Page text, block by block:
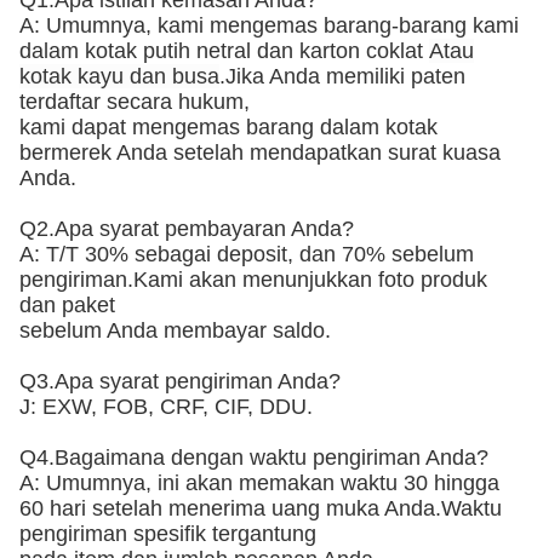
A: Umumnya, kami mengemas barang-barang kami
dalam kotak putih netral dan karton coklat Atau
kotak kayu dan busa.Jika Anda memiliki paten
terdaftar secara hukum,
kami dapat mengemas barang dalam kotak
bermerek Anda setelah mendapatkan surat kuasa
Anda.
Q2.Apa syarat pembayaran Anda?
A: T/T 30% sebagai deposit, dan 70% sebelum
pengiriman.Kami akan menunjukkan foto produk
dan paket
sebelum Anda membayar saldo.
Q3.Apa syarat pengiriman Anda?
J: EXW, FOB, CRF, CIF, DDU.
Q4.Bagaimana dengan waktu pengiriman Anda?
A: Umumnya, ini akan memakan waktu 30 hingga
60 hari setelah menerima uang muka Anda.Waktu
pengiriman spesifik tergantung